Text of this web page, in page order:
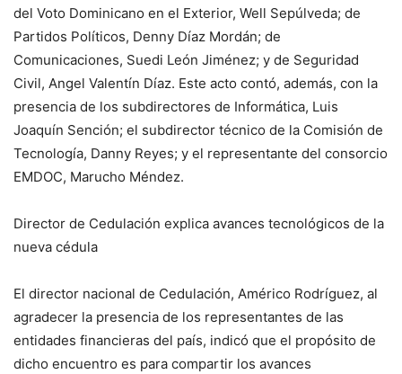
del Voto Dominicano en el Exterior, Well Sepúlveda; de
Partidos Políticos, Denny Díaz Mordán; de
Comunicaciones, Suedi León Jiménez; y de Seguridad
Civil, Angel Valentín Díaz. Este acto contó, además, con la
presencia de los subdirectores de Informática, Luis
Joaquín Sención; el subdirector técnico de la Comisión de
Tecnología, Danny Reyes; y el representante del consorcio
EMDOC, Marucho Méndez.
Director de Cedulación explica avances tecnológicos de la
nueva cédula
El director nacional de Cedulación, Américo Rodríguez, al
agradecer la presencia de los representantes de las
entidades financieras del país, indicó que el propósito de
dicho encuentro es para compartir los avances